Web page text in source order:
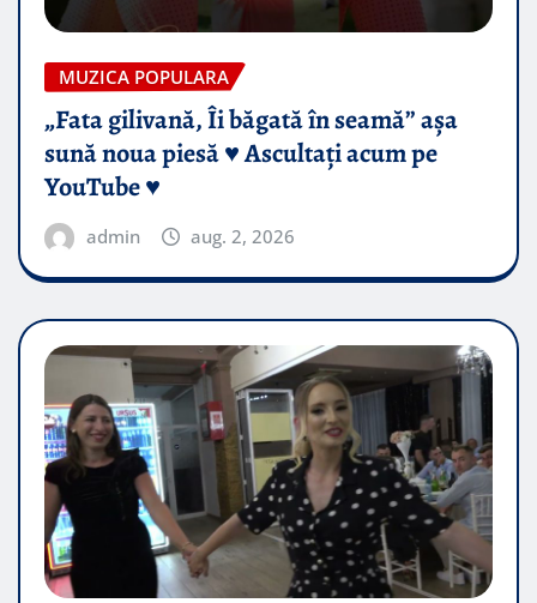
MUZICA POPULARA
„Fata gilivană, Îi băgată în seamă” așa
sună noua piesă ♥️ Ascultați acum pe
YouTube ♥️
admin aug. 2, 2026